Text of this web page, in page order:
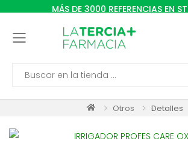
MÁS DE 3000 REFERENCIAS EN
Toggle mobile menu
Search
Otros Detalles